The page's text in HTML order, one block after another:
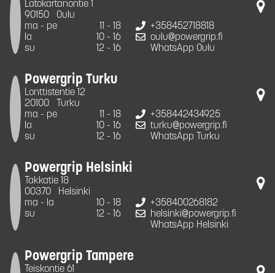
Latokartanontie 1
90150
Oulu
ma - pe
11 - 18
la
10 - 16
su
12 - 16
+358452718818
oulu@powergrip.fi
WhatsApp Oulu
Powergrip Turku
Lonttistentie 12
20100
Turku
ma - pe
11 - 18
la
10 - 16
su
12 - 16
+358442434925
turku@powergrip.fi
WhatsApp Turku
Powergrip Helsinki
Takkatie 18
00370
Helsinki
ma - la
10 - 18
su
12 - 16
+358400268182
helsinki@powergrip.fi
WhatsApp Helsinki
Powergrip Tampere
Teiskontie 61